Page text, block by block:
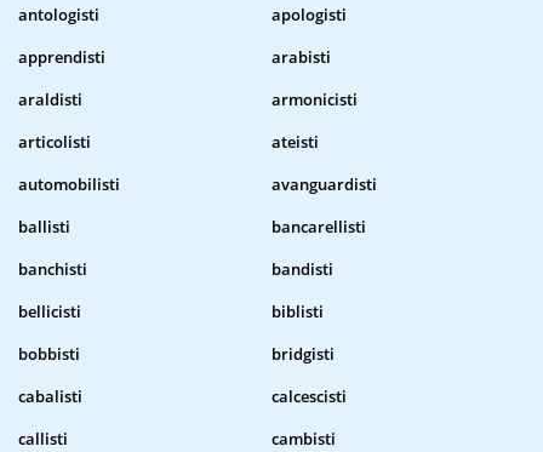
antologisti
apologisti
apprendisti
arabisti
araldisti
armonicisti
articolisti
ateisti
automobilisti
avanguardisti
ballisti
bancarellisti
banchisti
bandisti
bellicisti
biblisti
bobbisti
bridgisti
cabalisti
calcescisti
callisti
cambisti